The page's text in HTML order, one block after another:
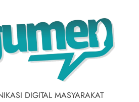
DIGITAL MASYARAKAT